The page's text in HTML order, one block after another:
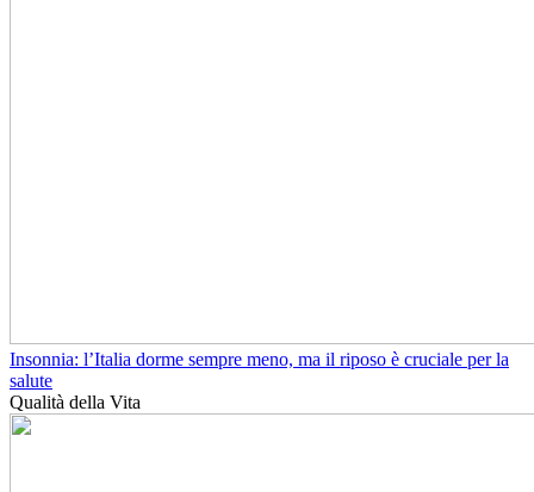
Insonnia: l’Italia dorme sempre meno, ma il riposo è cruciale per la
salute
Qualità della Vita